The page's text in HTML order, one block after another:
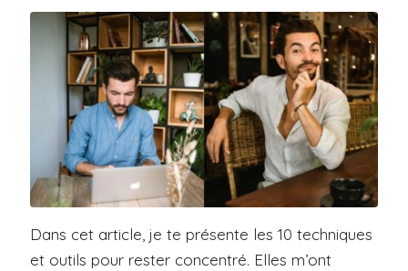
Dans cet article, je te présente les 10 techniques
et outils pour rester concentré. Elles m’ont